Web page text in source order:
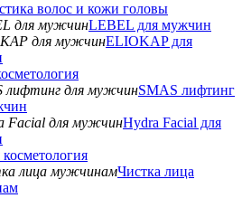
волос и кожи головы
LEBEL для мужчин
ELIOKAP для
SMAS лифтинг
Hydra Facial для
Чистка лица